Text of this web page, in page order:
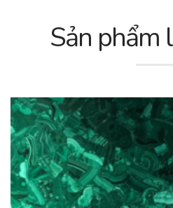
Sản phẩm